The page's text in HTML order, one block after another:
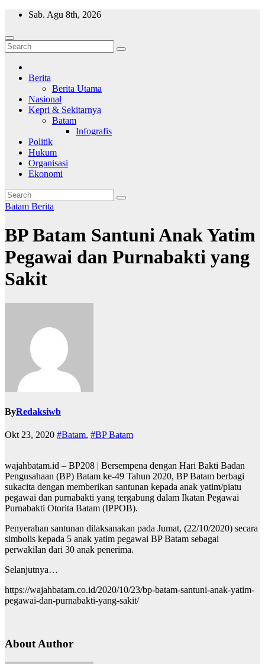
Skip
content
Sab. Agu 8th, 2026
Wajah Batam
CCTV nya kota Batam
Berita
Berita Utama
Nasional
Kepri & Sekitarnya
Batam
Infografis
Politik
Hukum
Organisasi
Ekonomi
Batam Berita
BP Batam Santuni Anak Yatim
Pegawai dan Purnabakti yang
Sakit
ByRedaksiwb
Okt 23, 2020 #Batam, #BP Batam
wajahbatam.id – BP208 | Bersempena dengan Hari Bakti Badan
Pengusahaan (BP) Batam ke-49 Tahun 2020, BP Batam berbagi
sukacita dengan memberikan santunan kepada anak yatim/piatu
pegawai dan purnabakti yang tergabung dalam Ikatan Pegawai
Purnabakti Otorita Batam (IPPOB).
Penyerahan santunan dilaksanakan pada Jumat, (22/10/2020) secara
simbolis kepada 5 anak yatim pegawai BP Batam sebagai
perwakilan dari 30 anak penerima.
Selanjutnya…
https://wajahbatam.co.id/2020/10/23/bp-batam-santuni-anak-yatim-
pegawai-dan-purnabakti-yang-sakit/
About Author